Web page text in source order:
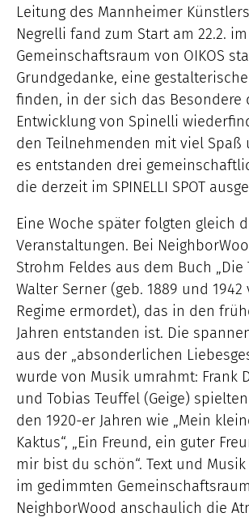
Leitung des Mannheimer
Negrelli fand zum Start am 22.2. im
Gemeinschaftsraum von OIKOS
Grundgedanke, eine
finden, in der sich das Besondere
Entwicklung von Spinelli
den Teilnehmenden mit viel Spaß
es entstanden drei
die derzeit im SPINELLI SPOT
Eine Woche später folgten gleich
Veranstaltungen. Bei
Strohm Feldes aus dem Buch „Die
Walter Serner (geb. 1889 und 1942
Regime ermordet), das in den
Jahren entstanden ist. Die
aus der „absonderlichen
wurde von Musik umrahmt: Frank
und Tobias Teuffel (Geige)
den 1920-er Jahren wie „Mein
Kaktus“, „Ein Freund, ein guter
mir bist du schön“. Text und
im gedimmten
NeighborWood anschaulich die